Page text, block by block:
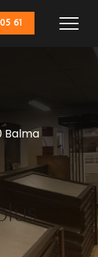
61
Balma